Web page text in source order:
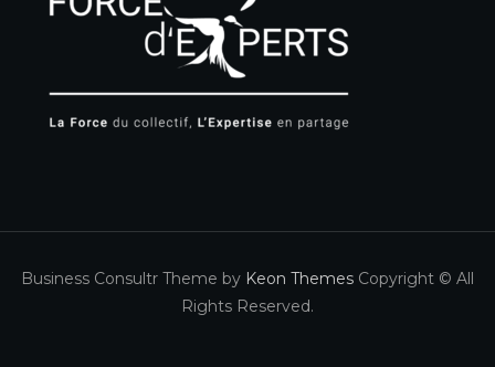
Business Consultr Theme by Keon Themes Copyright © All
Rights Reserved.